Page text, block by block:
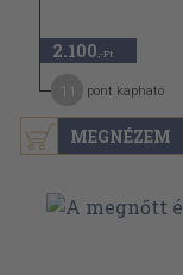
MEGNÉZEM
2.100 ,-Ft
pont kapható